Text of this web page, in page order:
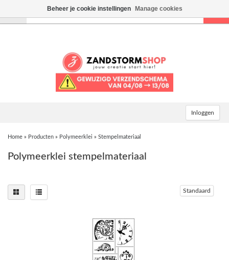
Inloggen
Home » Producten » Polymeerklei » Stempelmateriaal
Polymeerklei stempelmateriaal
Standaard
Beheer je cookie instellingen Manage cookies